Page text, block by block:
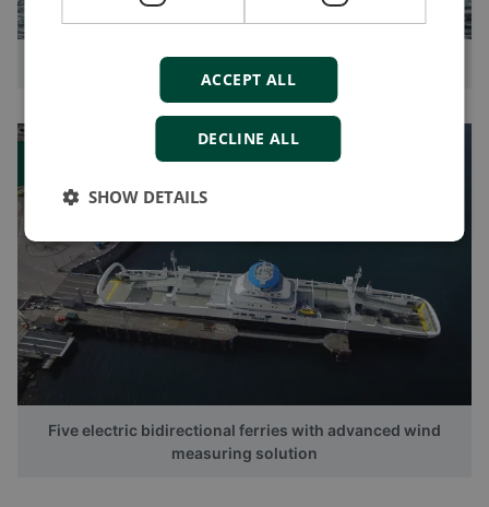
Prevención de apagón en barcos para IMR submarinas
Five electric bidirectional ferries with advanced wind
measuring solution
ACCEPT ALL
DECLINE ALL
SHOW DETAILS